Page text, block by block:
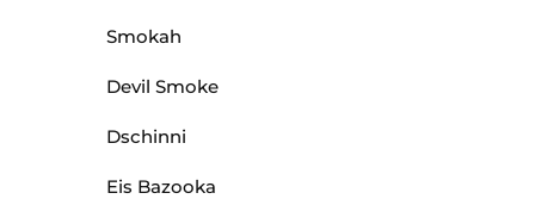
Smokah
Devil Smoke
Dschinni
Eis Bazooka